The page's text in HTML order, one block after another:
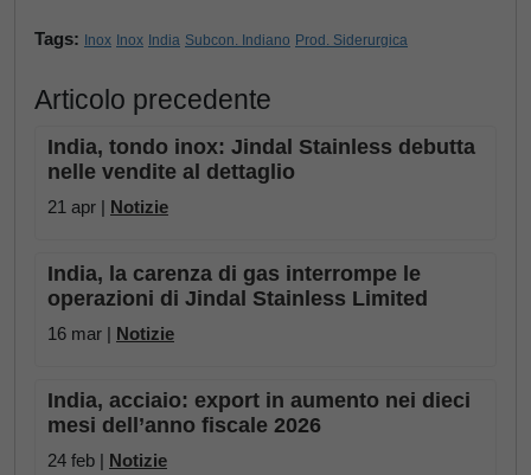
Tags: Inox Inox India Subcon. Indiano Prod. Siderurgica
Articolo precedente
India, tondo inox: Jindal Stainless debutta
nelle vendite al dettaglio
21 apr | Notizie
India, la carenza di gas interrompe le
operazioni di Jindal Stainless Limited
16 mar | Notizie
India, acciaio: export in aumento nei dieci
mesi dell’anno fiscale 2026
24 feb | Notizie